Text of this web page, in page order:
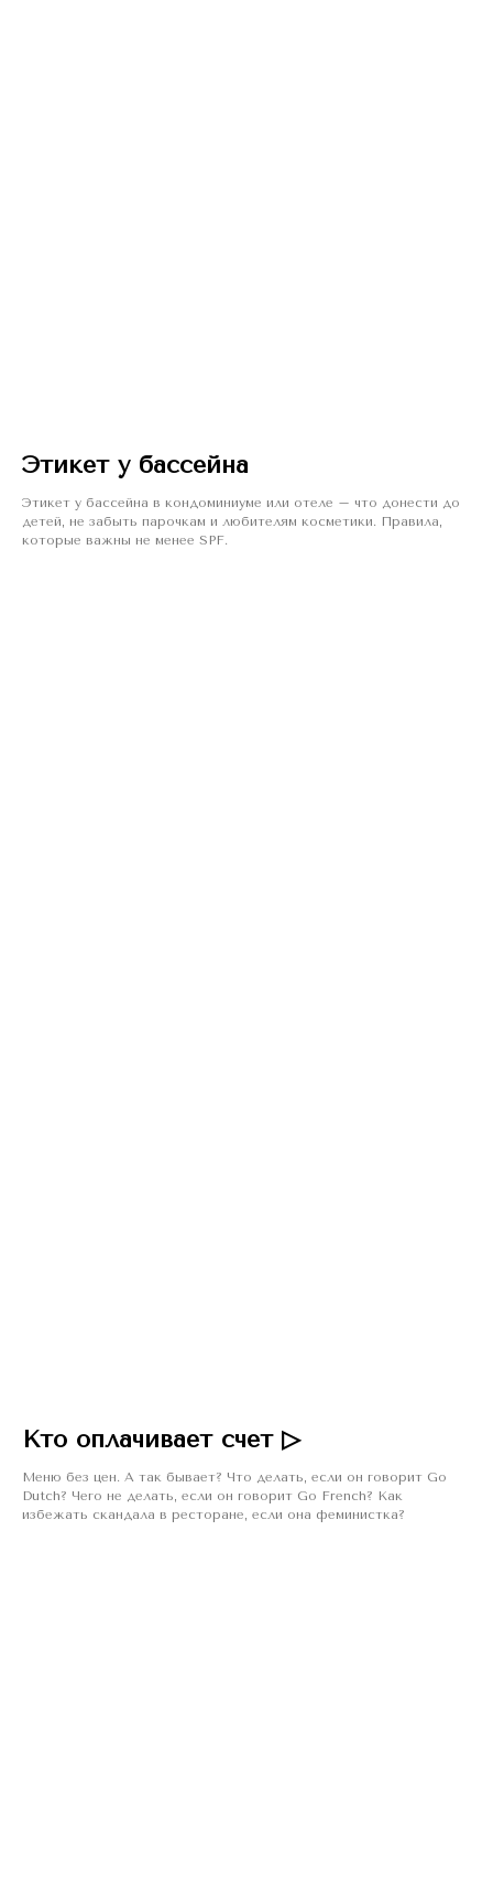
Этикет у бассейна
Этикет у бассейна в кондоминиуме или отеле – что донести до
детей, не забыть парочкам и любителям косметики. Правила,
которые важны не менее SPF.
Кто оплачивает счет ▷
Меню без цен. А так бывает? Что делать, если он говорит Go
Dutch? Чего не делать, если он говорит Go French? Как
избежать скандала в ресторане, если она феминистка?